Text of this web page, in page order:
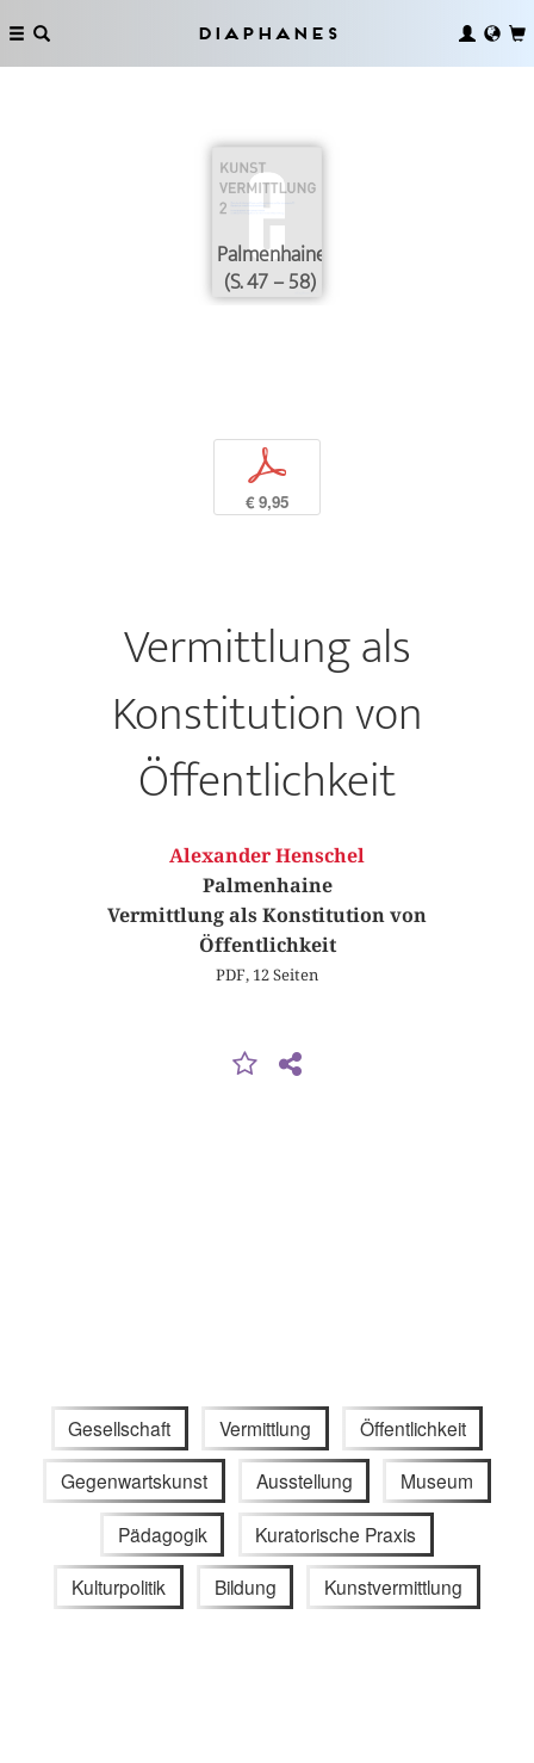
Diaphanes
Palmenhaine
(S. 47 – 58)
p
€ 9,95
Vermittlung als
Konstitution von
Öffentlichkeit
Alexander Henschel
Palmenhaine
Vermittlung als Konstitution von
Öffentlichkeit
PDF, 12 Seiten
Gesellschaft Vermittlung Öffentlichkeit
Gegenwartskunst Ausstellung Museum
Pädagogik Kuratorische Praxis
Kulturpolitik Bildung Kunstvermittlung